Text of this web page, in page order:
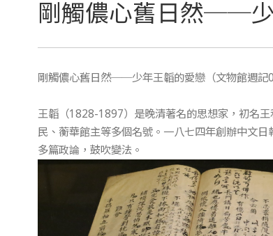
剛觸儂心舊日然──
剛觸儂心舊日然──少年王韜的愛戀（文物館週記
王韜（1828-1897）是晚清著名的思想家，初名
民、蘅華館主等多個名號。一八七四年創辦中文
多篇政論，鼓吹變法。